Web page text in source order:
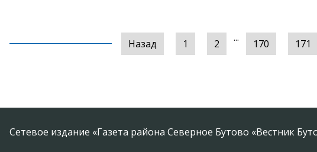
Назад 1 2 ... 170 171
Сетевое издание «Газета района Северное Бутово «Вестник